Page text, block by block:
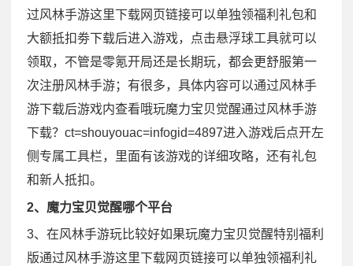
过风林手游这里下载网页链接可以单独领福利礼包和
大额抵扣劵下载后进入游戏，点击悬浮球工具就可以
领取，不管是零氪开局还是长期玩，都会更舒服第一
次注册风林手游；有很多，具体内容可以通过风林手
游下载后游戏内查看哦玩魔力宝贝觉醒通过风林手游
下载？ct=shouyouac=infogid=4897进入游戏后点开左
侧专属工具栏，里面有该游戏的详细攻略，还有礼包
和新人抵扣。
2、魔力宝贝觉醒哪个平台
3、在风林手游玩比较好如果玩魔力宝贝觉醒特别福利
版通过风林手游这里下载网页链接可以单独领福利礼